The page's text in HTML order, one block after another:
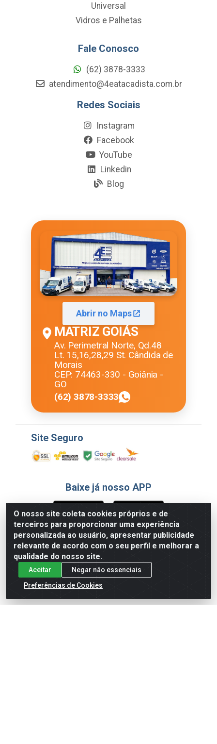
O nosso site coleta cookies próprios e de
terceiros para proporcionar uma experiência
personalizada ao usuário, apresentar publicidade
relevante de acordo com o seu perfil e melhorar a
qualidade do nosso site.
Aceitar
Negar não essenciais
Preferências de Cookies
Universal
Vidros e Palhetas
Fale Conosco
(62) 3878-3333
atendimento@4eatacadista.com.br
Redes Sociais
Instagram
Facebook
YouTube
Linkedin
Blog
Abrir no Maps
MATRIZ GOIÁS
Av. Perimetral Norte, Qd.48
Lt. 15,16,28,29 St. Cândida de
Morais
CEP: 74463-330 - Goiânia -
GO
(62) 3878-3333
Site Seguro
Baixe já nosso APP
Formas de Pagamento